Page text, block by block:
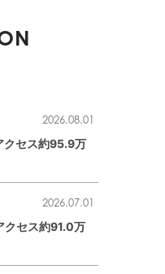
2026.08.01
クセス約95.9万
2026.07.01
クセス約91.0万